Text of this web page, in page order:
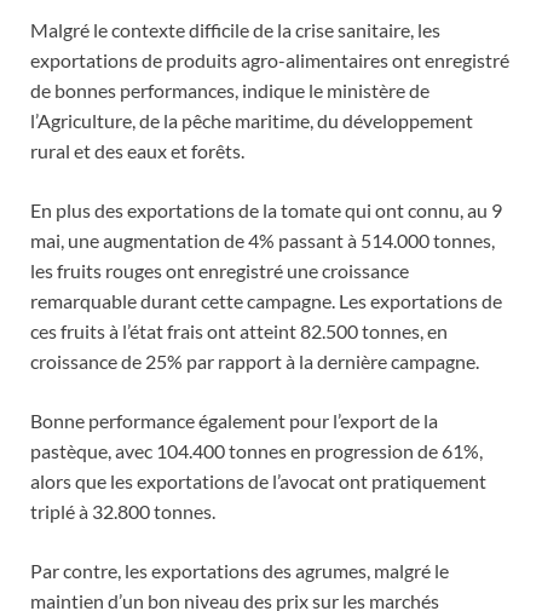
Malgré le contexte difficile de la crise sanitaire, les
exportations de produits agro-alimentaires ont enregistré
de bonnes performances, indique le ministère de
l’Agriculture, de la pêche maritime, du développement
rural et des eaux et forêts.
En plus des exportations de la tomate qui ont connu, au 9
mai, une augmentation de 4% passant à 514.000 tonnes,
les fruits rouges ont enregistré une croissance
remarquable durant cette campagne. Les exportations de
ces fruits à l’état frais ont atteint 82.500 tonnes, en
croissance de 25% par rapport à la dernière campagne.
Bonne performance également pour l’export de la
pastèque, avec 104.400 tonnes en progression de 61%,
alors que les exportations de l’avocat ont pratiquement
triplé à 32.800 tonnes.
Par contre, les exportations des agrumes, malgré le
maintien d’un bon niveau des prix sur les marchés